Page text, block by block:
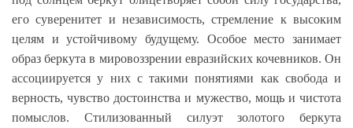
его суверенитет и независимость, стремление к высоким
целям и устойчивому будущему. Особое место занимает
образ беркута в мировоззрении евразийских кочевников. Он
ассоциируется у них с такими понятиями как свобода и
верность, чувство достоинства и мужество, мощь и чистота
помыслов. Стилизованный силуэт золотого беркута